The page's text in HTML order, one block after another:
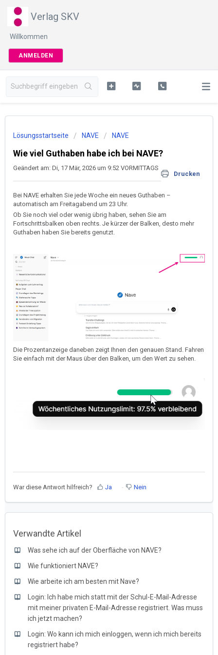
Verlag SKV
Willkommen
ANMELDEN
Lösungsstartseite NAVE NAVE
Wie viel Guthaben habe ich bei NAVE?
Drucken
Geändert am: Di, 17 Mär, 2026 um 9:52 VORMITTAGS
Bei NAVE erhalten Sie jede Woche ein neues Guthaben –
automatisch am Freitagabend um 23 Uhr.
Ob Sie noch viel oder wenig übrig haben, sehen Sie am
Fortschrittsbalken oben rechts. Je kürzer der Balken, desto mehr
Guthaben haben Sie bereits genutzt.
Die Prozentanzeige daneben zeigt Ihnen den genauen Stand. Fahren
Sie einfach mit der Maus über den Balken, um den Wert zu sehen.
War diese Antwort hilfreich? Ja Nein
Verwandte Artikel
Was sehe ich auf der Oberfläche von NAVE?
Wie funktioniert NAVE?
Wie arbeite ich am besten mit Nave?
Login: Ich habe mich statt mit der Schul-E-Mail-Adresse
mit meiner privaten E-Mail-Adresse registriert. Was muss
ich jetzt machen?
Login: Wo kann ich mich einloggen, wenn ich mich bereits
registriert habe?